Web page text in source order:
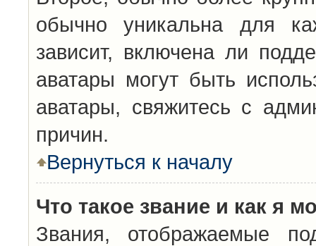
обычно уникальна для
зависит, включена ли
аватары могут быть
аватары, свяжитесь с
причин.
Вернуться к началу
Что такое звание и как я
Звания, отображаемые